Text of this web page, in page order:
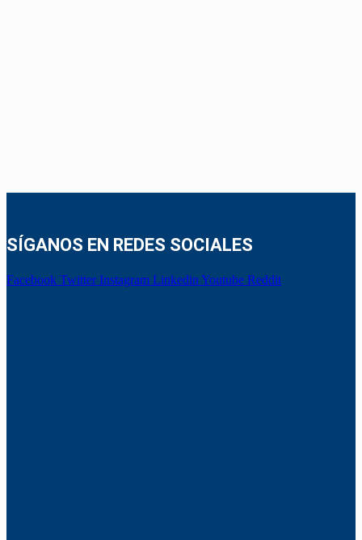
SÍGANOS EN REDES SOCIALES
Facebook Twitter Instagram Linkedin Youtube Reddit